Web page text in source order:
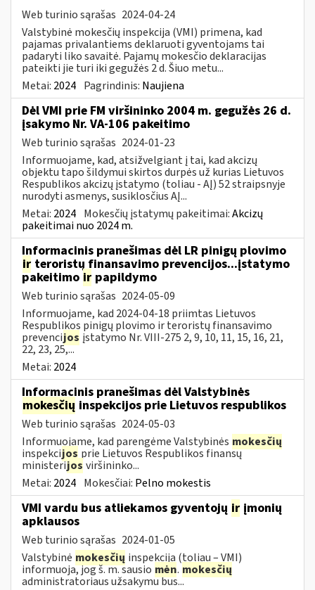
Web turinio sąrašas 2024-04-24
Valstybinė mokesčių inspekcija (VMI) primena, kad
pajamas privalantiems deklaruoti gyventojams tai
padaryti liko savaitė. Pajamų mokesčio deklaracijas
pateikti jie turi iki gegužės 2 d. Šiuo metu...
Metai: 2024 Pagrindinis: Naujiena
Dėl VMI prie FM viršininko 2004 m. gegužės 26 d.
įsakymo Nr. VA-106 pakeitimo
Web turinio sąrašas 2024-01-23
Informuojame, kad, atsižvelgiant į tai, kad akcizų
objektu tapo šildymui skirtos durpės už kurias Lietuvos
Respublikos akcizų įstatymo (toliau - AĮ) 52 straipsnyje
nurodyti asmenys, susiklosčius AĮ...
Metai: 2024 Mokesčių įstatymų pakeitimai:Akcizų
pakeitimai nuo 2024 m.
Informacinis pranešimas dėl LR pinigų plovimo
ir teroristų finansavimo prevencijos...įstatymo
pakeitimo ir papildymo
Web turinio sąrašas 2024-05-09
Informuojame, kad 2024-04-18 priimtas Lietuvos
Respublikos pinigų plovimo ir teroristų finansavimo
prevencijos įstatymo Nr. VIII-275 2, 9, 10, 11, 15, 16, 21,
22, 23, 25,...
Metai: 2024
Informacinis pranešimas dėl Valstybinės
mokesčių inspekcijos prie Lietuvos respublikos
Web turinio sąrašas 2024-05-03
Informuojame, kad parengėme Valstybinės mokesčių
inspekcijos prie Lietuvos Respublikos finansų
ministerijos viršininko...
Metai: 2024 Mokesčiai: Pelno mokestis
VMI vardu bus atliekamos gyventojų ir įmonių
apklausos
Web turinio sąrašas 2024-01-05
Valstybinė mokesčių inspekcija (toliau – VMI)
informuoja, jog š. m. sausio mėn. mokesčių
administratoriaus užsakymu bus...